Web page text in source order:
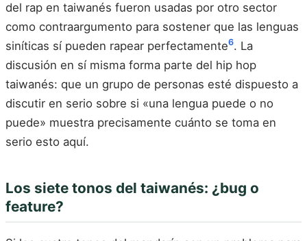
del rap en taiwanés fueron usadas por otro sector
como contraargumento para sostener que las lenguas
siníticas sí pueden rapear perfectamente6. La
discusión en sí misma forma parte del hip hop
taiwanés: que un grupo de personas esté dispuesto a
discutir en serio sobre si «una lengua puede o no
puede» muestra precisamente cuánto se toma en
serio esto aquí.
Los siete tonos del taiwanés: ¿bug o
feature?